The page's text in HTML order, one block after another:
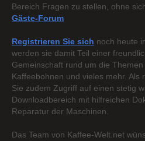
Bereich Fragen zu stellen, ohne
Gäste-Forum
Registrieren Sie sich noch heute
werden sie damit Teil einer
Gemeinschaft rund um die
Kaffeebohnen und vieles mehr. Als
Sie zudem Zugriff auf einen stetig
Downloadbereich mit hilfreichen
Reparatur der Maschinen.
Das Team von Kaffee-Welt.net